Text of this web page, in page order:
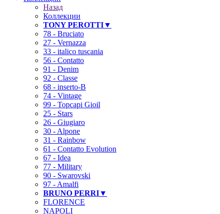
Назад
Коллекции
TONY PEROTTI▼
78 - Bruciato
27 - Vernazza
33 - italico tuscania
56 - Contatto
91 - Denim
92 - Classe
68 - inserto-B
74 - Vintage
99 - Topcapi Gioil
25 - Stars
26 - Giugiaro
30 - Alpone
31 - Rainbow
61 - Contatto Evolution
67 - Idea
77 - Military
90 - Swarovski
97 - Amalfi
BRUNO PERRI▼
FLORENCE
NAPOLI